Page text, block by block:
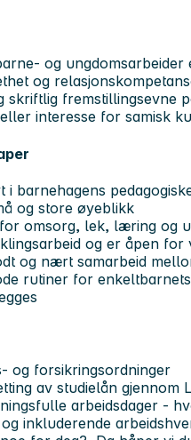
og
og
skriftlig fremstillingsevne
interesse for samisk
i barnehagens
og store øyeblikk
omsorg, lek, læring og
og er åpen for
og nært samarbeid
rutiner for enkeltbarnets
og forsikringsordninger
av studielån gjennom
arbeidsdager -
inkluderende